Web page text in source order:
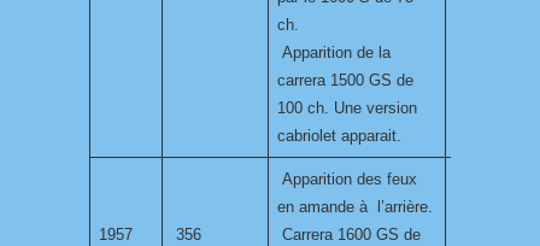
ch.
Apparition de la
carrera 1500 GS de
100 ch. Une version
cabriolet apparait.
1957 356
Apparition des feux
en amande à l’arrière.
Carrera 1600 GS de